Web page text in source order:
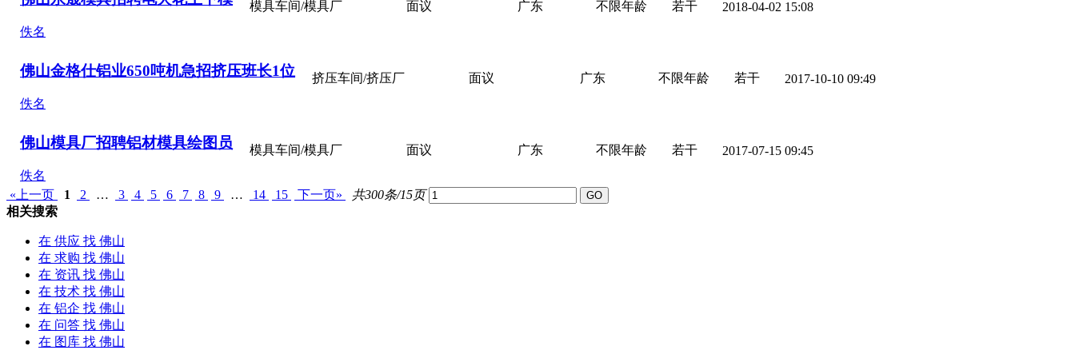
佚名
模具车间/模具厂 面议 广东 不限年龄 若干 2018-04-02 15:08
佛山金格仕铝业650吨机急招挤压班长1位
佚名
挤压车间/挤压厂 面议 广东 不限年龄 若干 2017-10-10 09:49
佛山模具厂招聘铝材模具绘图员
佚名
模具车间/模具厂 面议 广东 不限年龄 若干 2017-07-15 09:45
«上一页 1 2 … 3 4 5 6 7 8 9 … 14 15 下一页»
共300条/15页
相关搜索
在 供应 找 佛山
在 求购 找 佛山
在 资讯 找 佛山
在 技术 找 佛山
在 铝企 找 佛山
在 问答 找 佛山
在 图库 找 佛山